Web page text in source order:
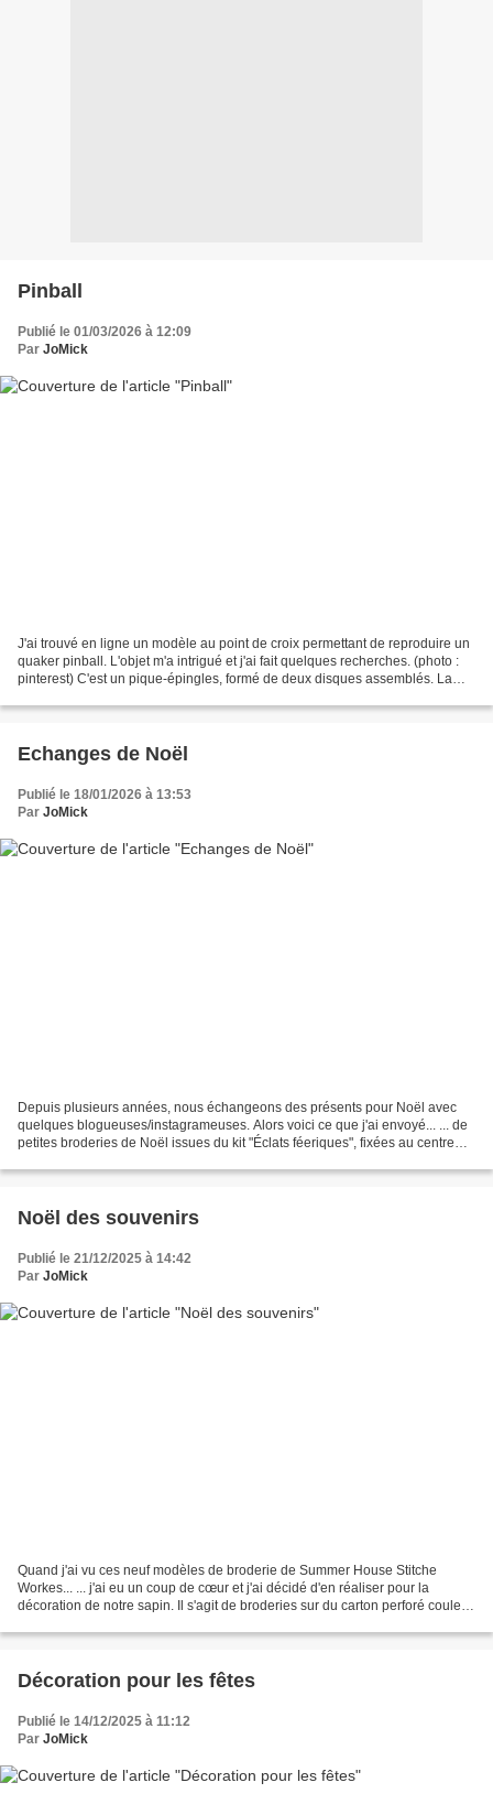
Pinball
Publié le 01/03/2026 à 12:09
Par JoMick
J'ai trouvé en ligne un modèle au point de croix permettant de reproduire un
quaker pinball. L'objet m'a intrigué et j'ai fait quelques recherches. (photo :
pinterest) C'est un pique-épingles, formé de deux disques assemblés. La
Echanges de Noël
Publié le 18/01/2026 à 13:53
Par JoMick
Depuis plusieurs années, nous échangeons des présents pour Noël avec
quelques blogueuses/instagrameuses. Alors voici ce que j'ai envoyé... ... de
petites broderies de Noël issues du kit "Éclats féeriques", fixées au centre
Noël des souvenirs
Publié le 21/12/2025 à 14:42
Par JoMick
Quand j'ai vu ces neuf modèles de broderie de Summer House Stitche
Workes... ... j'ai eu un coup de cœur et j'ai décidé d'en réaliser pour la
décoration de notre sapin. Il s'agit de broderies sur du carton perforé couleur
Décoration pour les fêtes
Publié le 14/12/2025 à 11:12
Par JoMick